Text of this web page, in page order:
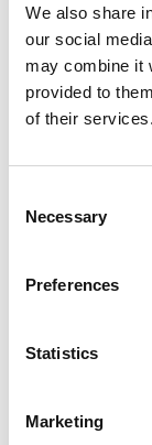
We also share
our social
may combine it
provided to
of their services.
Selection
Necessary
Preferences
Statistics
Marketing
24 25
31
Lör 08 Aug.
Sön 09 Aug.